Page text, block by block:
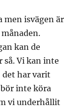
men isvägen är
kan de
så. Vi kan inte
det har varit
inte köra
vi underhållit